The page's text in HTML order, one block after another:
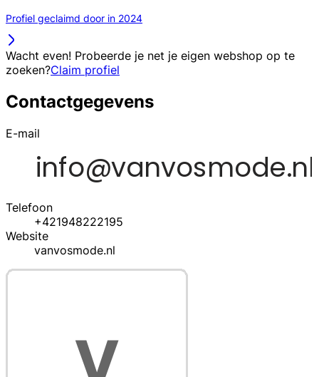
Profiel geclaimd door in 2024
Wacht even! Probeerde je net je eigen webshop op te
zoeken?Claim profiel
Contactgegevens
E-mail
Telefoon
+421948222195
Website
vanvosmode.nl